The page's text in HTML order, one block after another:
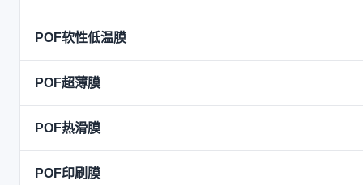
POF软性低温膜
POF超薄膜
POF热滑膜
POF印刷膜